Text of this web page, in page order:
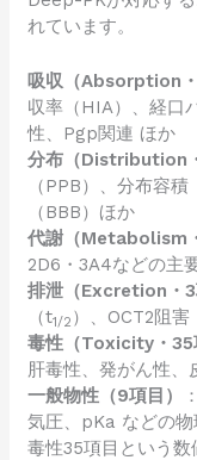
れています。
吸収（Absorption・
収率（HIA）、経口
性、Pgp関連 ほか
分布（Distribution
（PPB）、分布容
（BBB）ほか
代謝（Metabolism
2D6・3A4などの主
排泄（Excretion・3
（t1/2 ）、OCT2阻害
毒性（Toxicity・35
肝毒性、発がん性、
一般物性（9項目）
気圧、pKa などの
毒性35項目という